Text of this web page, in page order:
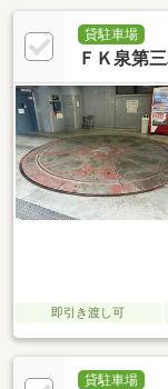
貸駐車場
ＦＫ泉第
即引き渡し可
貸駐車場